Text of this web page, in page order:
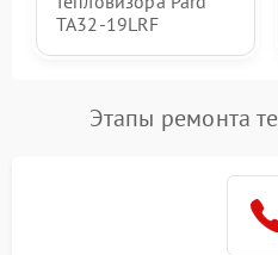
TA32-19LRF
Этапы ремонта